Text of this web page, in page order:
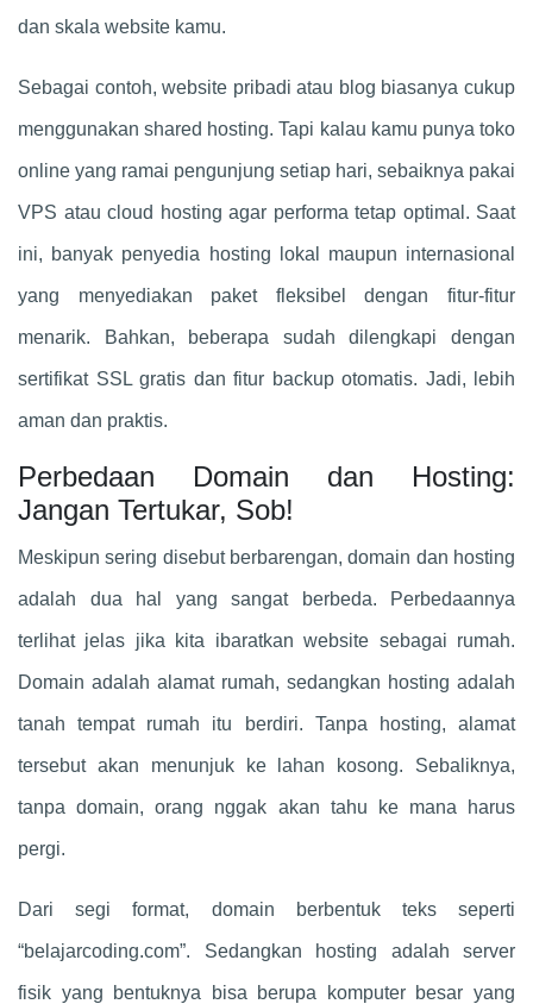
dan skala website kamu.
Sebagai contoh, website pribadi atau blog biasanya cukup
menggunakan shared hosting. Tapi kalau kamu punya toko
online yang ramai pengunjung setiap hari, sebaiknya pakai
VPS atau cloud hosting agar performa tetap optimal. Saat
ini, banyak penyedia hosting lokal maupun internasional
yang menyediakan paket fleksibel dengan fitur-fitur
menarik. Bahkan, beberapa sudah dilengkapi dengan
sertifikat SSL gratis dan fitur backup otomatis. Jadi, lebih
aman dan praktis.
Perbedaan Domain dan Hosting:
Jangan Tertukar, Sob!
Meskipun sering disebut berbarengan, domain dan hosting
adalah dua hal yang sangat berbeda. Perbedaannya
terlihat jelas jika kita ibaratkan website sebagai rumah.
Domain adalah alamat rumah, sedangkan hosting adalah
tanah tempat rumah itu berdiri. Tanpa hosting, alamat
tersebut akan menunjuk ke lahan kosong. Sebaliknya,
tanpa domain, orang nggak akan tahu ke mana harus
pergi.
Dari segi format, domain berbentuk teks seperti
“belajarcoding.com”. Sedangkan hosting adalah server
fisik yang bentuknya bisa berupa komputer besar yang